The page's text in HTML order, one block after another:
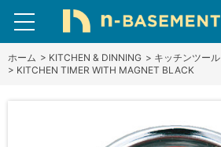
ホーム > KITCHEN & DINNING > キッチンツール
> KITCHEN TIMER WITH MAGNET BLACK